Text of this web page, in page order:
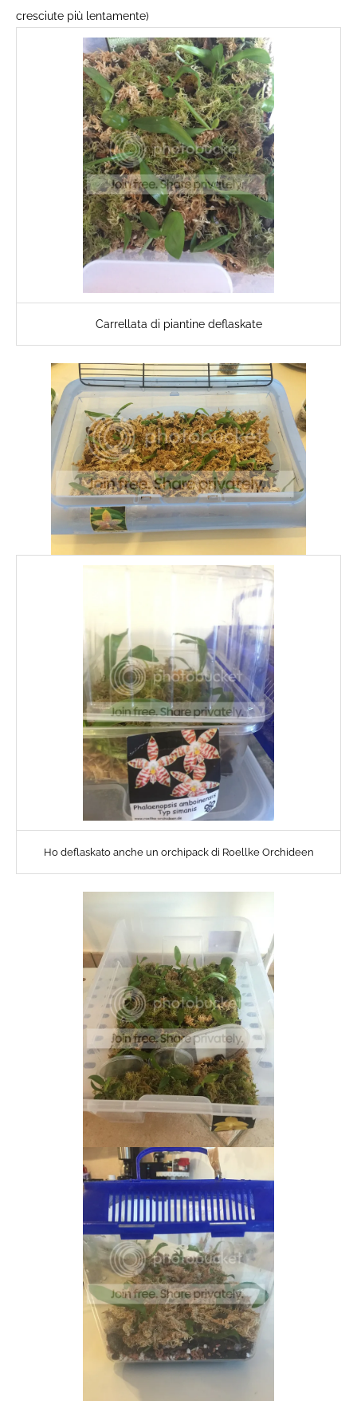
cresciute più lentamente)
Carrellata di piantine deflaskate
Ho deflaskato anche un orchipack di Roellke Orchideen